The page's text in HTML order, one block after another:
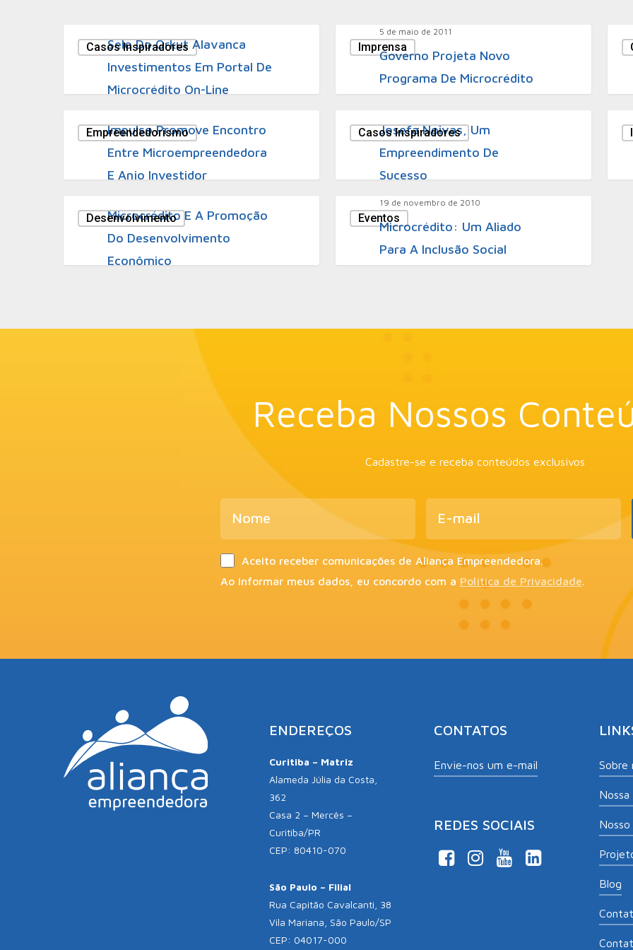
Casos Inspiradores
Selo Do Orkut Alavanca
Investimentos Em Portal De
Microcrédito On-Line
Imprensa
5 de maio de 2011
Governo Projeta Novo
Programa De Microcrédito
Empreendedorismo
Impulso Promove Encontro
Entre Microempreendedora
E Anjo Investidor
Casos Inspiradores
Josefa Noivas, Um
Empreendimento De
Sucesso
Desenvolvimento
Microcrédito E A Promoção
Do Desenvolvimento
Econômico
Eventos
19 de novembro de 2010
Microcrédito: Um Aliado
Para A Inclusão Social
Receba Nossos
Cadastre-se e receba conteúdos exclusivos
Aceito receber comunicações de Aliança Empreendedora.
Ao informar meus dados, eu concordo com a Política de Privacidade.
ENDEREÇOS
Curitiba – Matriz
Alameda Júlia da Costa,
362
Casa 2 – Mercês –
Curitiba/PR
CEP: 80410-070
São Paulo – Filial
Rua Capitão Cavalcanti, 38
Vila Mariana, São Paulo/SP
CEP: 04017-000
CONTATOS
Envie-nos um e-mail
REDES SOCIAIS
Sobre
Blog